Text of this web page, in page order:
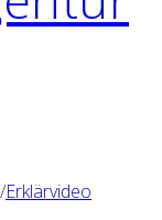
/Erklärvideo